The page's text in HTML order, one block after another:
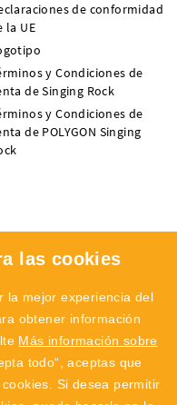
de conformidad
la UE
y Condiciones de
de Singing Rock
y Condiciones de
de POLYGON Singing
nada.
SUBSCRIBIR
las cookies
la mejor experiencia del
obtener información
Más información sobre
todo“, aceptas que
Si desea permitir